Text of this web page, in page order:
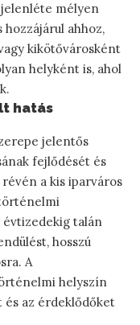
mélyen
hozzájárul ahhoz,
kikötővárosként
helyként is, ahol
hatás
jelentős
fejlődését és
a kis iparváros
talán
hosszú
A
helyszín
és az érdeklődőket